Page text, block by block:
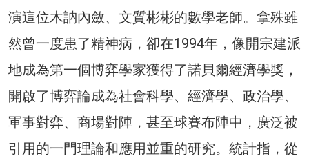
演這位木訥內斂、文質彬彬的數學老師。拿殊雖
然曾一度患了精神病，卻在1994年，像開宗建派
地成為第一個博弈學家獲得了諾貝爾經濟學獎，
開啟了博弈論成為社會科學、經濟學、政治學、
軍事對弈、商場對陣，甚至球賽布陣中，廣泛被
引用的一門理論和應用並重的研究。統計指，從